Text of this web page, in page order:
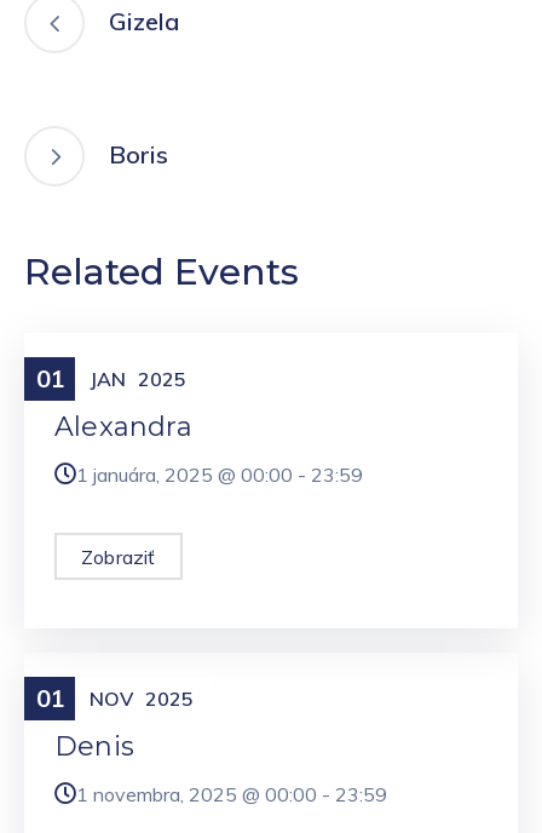
Gizela
Boris
Related Events
01 JAN 2025
Meniny
Alexandra
1 januára, 2025 @ 00:00 - 23:59
Zobraziť
01 NOV 2025
Meniny
Denis
1 novembra, 2025 @ 00:00 - 23:59